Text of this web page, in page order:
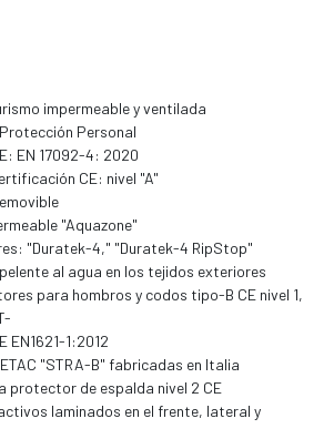
impermeable y ventilada
Personal
EN 17092-4: 2020
CE: nivel "A"
"Aquazone"
"Duratek-4," "Duratek-4 RipStop"
al agua en los tejidos exteriores
para hombros y codos tipo-B CE nivel 1,
EN1621-1:2012
"STRA-B" fabricadas en Italia
protector de espalda nivel 2 CE
laminados en el frente, lateral y